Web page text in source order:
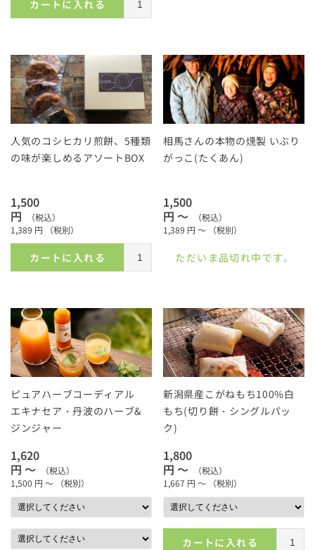
カートに入れる
人気のコシヒカリ煎餅、5種類
の味が楽しめるアソートBOX
1,500
円
（税込）
1,389 円 （税別）
カートに入れる
相馬さんの本物の燻製 いぶり
がっこ(たくあん)
1,500
円 ～
（税込）
1,389 円 ～ （税別）
ただいま品切れ中です。
ピュアハーブコーディアル
エキナセア・丹波のハーブ&
ジンジャー
1,620
円 ～
（税込）
1,500 円 ～ （税別）
新潟県産こがねもち100%白
もち(切り餅・シングルパッ
ク)
1,800
円 ～
（税込）
1,667 円 ～ （税別）
カートに入れる